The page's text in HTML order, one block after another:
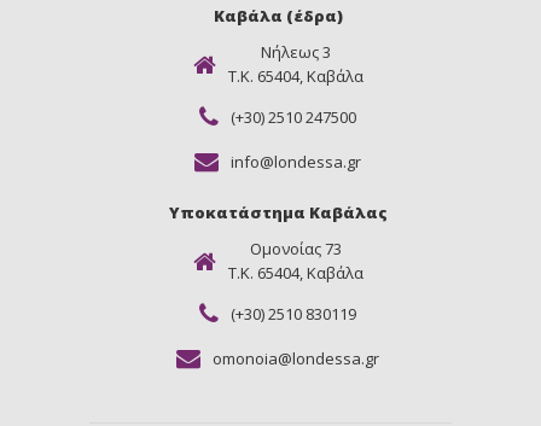
Καβάλα (έδρα)
Νήλεως 3
Τ.Κ. 65404, Καβάλα
(+30) 2510 247500
info@londessa.gr
Υποκατάστημα Καβάλας
Ομονοίας 73
Τ.Κ. 65404, Καβάλα
(+30) 2510 830119
omonoia@londessa.gr